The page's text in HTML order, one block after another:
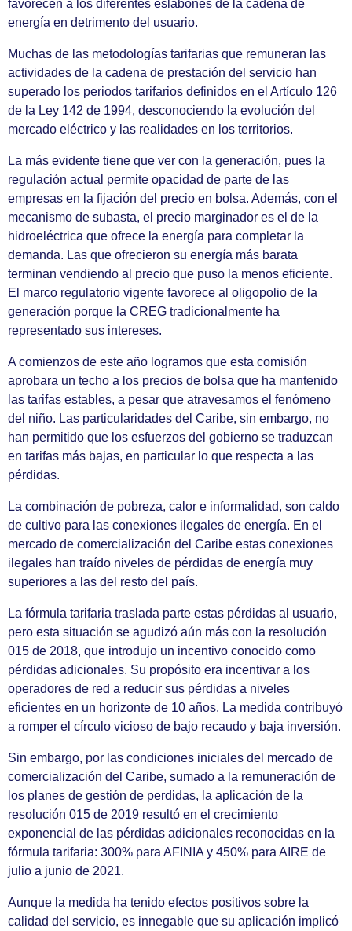
favorecen a los diferentes eslabones de la cadena de
energía en detrimento del usuario.
Muchas de las metodologías tarifarias que remuneran las
actividades de la cadena de prestación del servicio han
superado los periodos tarifarios definidos en el Artículo 126
de la Ley 142 de 1994, desconociendo la evolución del
mercado eléctrico y las realidades en los territorios.
La más evidente tiene que ver con la generación, pues la
regulación actual permite opacidad de parte de las
empresas en la fijación del precio en bolsa. Además, con el
mecanismo de subasta, el precio marginador es el de la
hidroeléctrica que ofrece la energía para completar la
demanda. Las que ofrecieron su energía más barata
terminan vendiendo al precio que puso la menos eficiente.
El marco regulatorio vigente favorece al oligopolio de la
generación porque la CREG tradicionalmente ha
representado sus intereses.
A comienzos de este año logramos que esta comisión
aprobara un techo a los precios de bolsa que ha mantenido
las tarifas estables, a pesar que atravesamos el fenómeno
del niño. Las particularidades del Caribe, sin embargo, no
han permitido que los esfuerzos del gobierno se traduzcan
en tarifas más bajas, en particular lo que respecta a las
pérdidas.
La combinación de pobreza, calor e informalidad, son caldo
de cultivo para las conexiones ilegales de energía. En el
mercado de comercialización del Caribe estas conexiones
ilegales han traído niveles de pérdidas de energía muy
superiores a las del resto del país.
La fórmula tarifaria traslada parte estas pérdidas al usuario,
pero esta situación se agudizó aún más con la resolución
015 de 2018, que introdujo un incentivo conocido como
pérdidas adicionales. Su propósito era incentivar a los
operadores de red a reducir sus pérdidas a niveles
eficientes en un horizonte de 10 años. La medida contribuyó
a romper el círculo vicioso de bajo recaudo y baja inversión.
Sin embargo, por las condiciones iniciales del mercado de
comercialización del Caribe, sumado a la remuneración de
los planes de gestión de perdidas, la aplicación de la
resolución 015 de 2019 resultó en el crecimiento
exponencial de las pérdidas adicionales reconocidas en la
fórmula tarifaria: 300% para AFINIA y 450% para AIRE de
julio a junio de 2021.
Aunque la medida ha tenido efectos positivos sobre la
calidad del servicio, es innegable que su aplicación implicó